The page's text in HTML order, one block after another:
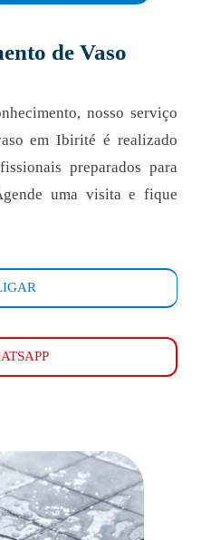
de Vaso
nosso serviço
em Ibirité é realizado
preparados para
uma visita e fique